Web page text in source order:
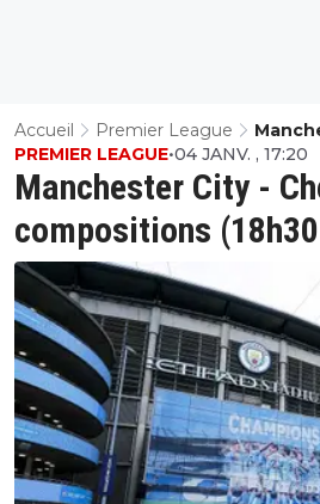
Accueil Premier League
Manchester City -
compositions
PREMIER LEAGUE•04 JANV. , 17:20